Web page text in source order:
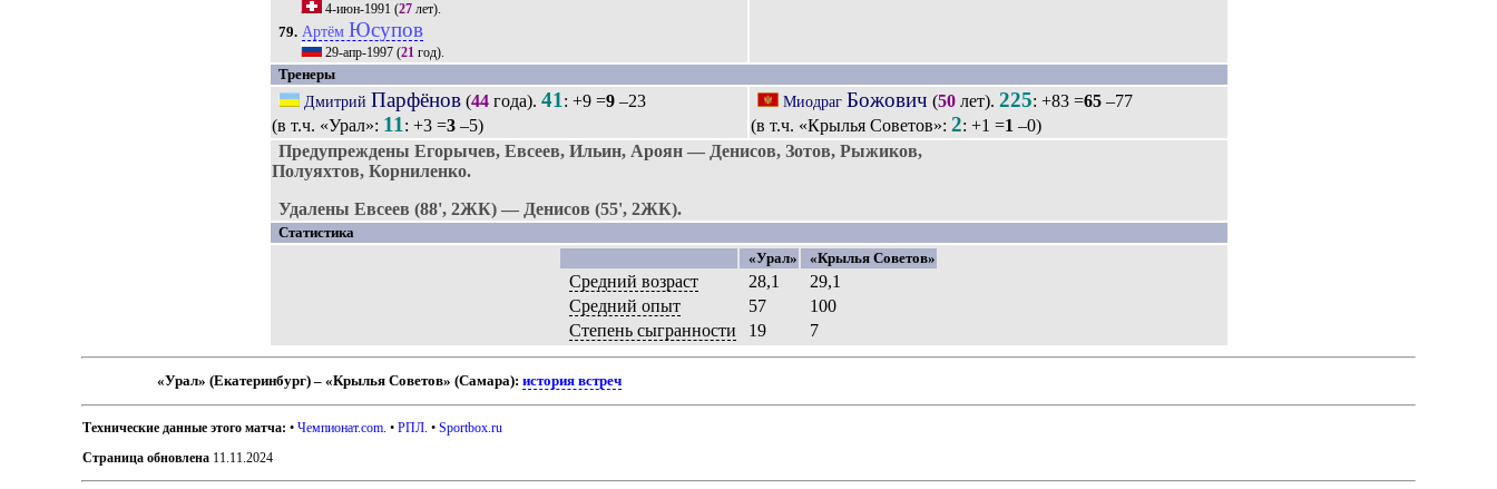
4-июн-1991 (27 лет).
79. Артём Юсупов
29-апр-1997 (21 год).
Тренеры
Дмитрий Парфёнов (44 года).41 : +9 =9 –23
(в т.ч. «Урал»: 11 : +3 =3–5)
Миодраг Божович (50 лет).225: +83 =65 –77
(в т.ч. «Крылья Советов»: 2: +1 =1 –0)
Предупреждены Егорычев, Евсеев, Ильин, Ароян — Денисов, Зотов, Рыжиков,
Полуяхтов, Корниленко.
Удалены Евсеев (88', 2ЖК) — Денисов (55', 2ЖК).
Статистика
«Урал»
«Крылья Советов»
Средний возраст 28,1
29,1
Средний опыт
57
100
Степень сыгранности
19 7
«Урал» (Екатеринбург) – «Крылья Советов» (Самара): история встреч
Технические данные этого матча: •Чемпионат.com . •РПЛ . •Sportbox.ru
Страница обновлена 11.11.2024